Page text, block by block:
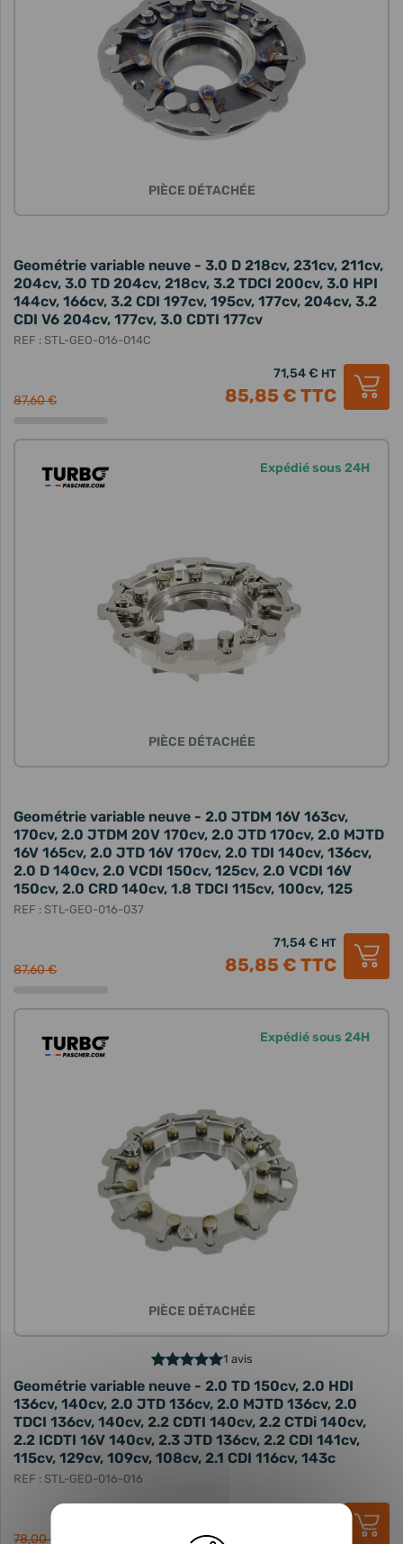
PIÈCE DÉTACHÉE
Geométrie variable neuve - 3.0 D 218cv, 231cv, 211cv,
204cv, 3.0 TD 204cv, 218cv, 3.2 TDCI 200cv, 3.0 HPI
144cv, 166cv, 3.2 CDI 197cv, 195cv, 177cv, 204cv, 3.2
CDI V6 204cv, 177cv, 3.0 CDTI 177cv
REF : STL-GEO-016-014C
87,60 €
71,54 € HT
85,85 € TTC
Expédié sous 24H
PIÈCE DÉTACHÉE
Geométrie variable neuve - 2.0 JTDM 16V 163cv,
170cv, 2.0 JTDM 20V 170cv, 2.0 JTD 170cv, 2.0 MJTD
16V 165cv, 2.0 JTD 16V 170cv, 2.0 TDI 140cv, 136cv,
2.0 D 140cv, 2.0 VCDI 150cv, 125cv, 2.0 VCDI 16V
150cv, 2.0 CRD 140cv, 1.8 TDCI 115cv, 100cv, 125
REF : STL-GEO-016-037
87,60 €
71,54 € HT
85,85 € TTC
Expédié sous 24H
PIÈCE DÉTACHÉE
1 avis
Geométrie variable neuve - 2.0 TD 150cv, 2.0 HDI
136cv, 140cv, 2.0 JTD 136cv, 2.0 MJTD 136cv, 2.0
TDCI 136cv, 140cv, 2.2 CDTI 140cv, 2.2 CTDi 140cv,
2.2 ICDTI 16V 140cv, 2.3 JTD 136cv, 2.2 CDI 141cv,
115cv, 129cv, 109cv, 108cv, 2.1 CDI 116cv, 143c
REF : STL-GEO-016-016
78,00 €